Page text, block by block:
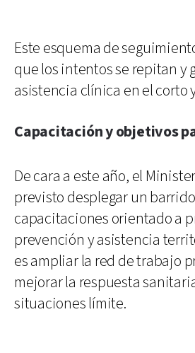
Este esquema de
que los intentos se repitan y
asistencia clínica en el corto
Capacitación y objetivos
De cara a este año, el
previsto desplegar un
capacitaciones orientado a
prevención y asistencia
es ampliar la red de trabajo
mejorar la respuesta
situaciones límite.